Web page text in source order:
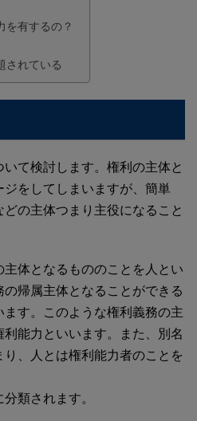
を有するの？
されている
て検討します。権利の主体と
をしてしまいますが、簡単
の主体つまり主役になること
体となるもののことを人とい
帰属主体となることができる
す。このような権利義務の主
能力といいます。また、別名
、人とは権利能力者のことを
類されます。